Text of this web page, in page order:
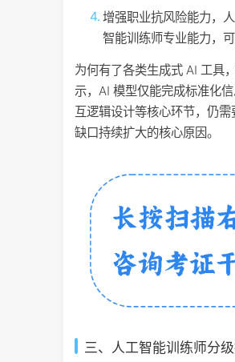
增强职业抗风险能力，
智能训练师专业能力，
为何有了各类生成式 AI 工具
示，AI 模型仅能完成标准化
互逻辑设计等核心环节，仍
缺口持续扩大的核心原因。
三、人工智能训练师分